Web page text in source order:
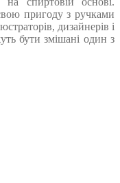
пригоду з ручками
дизайнерів і
бути змішані один з